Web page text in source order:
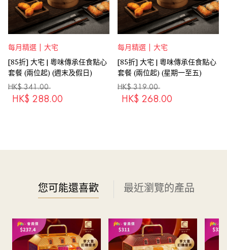
每月精選 | 大宅
[85折] 大宅 | 粵味傳承任食點心
套餐 (兩位起) (週末及假日)
HK$ 341.00
HK$ 288.00
每月精選 | 大宅
[85折] 大宅 | 粵味傳承任食點心
套餐 (兩位起) (星期一至五)
HK$ 319.00
HK$ 268.00
您可能還喜歡 最近瀏覽的產品